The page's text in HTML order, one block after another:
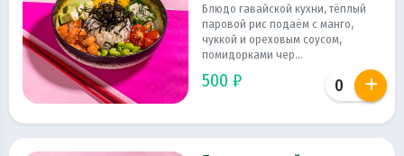
Блюдо гавайской кухни, тёплый
паровой рис подаём с манго,
чуккой и ореховым соусом,
помидорками чер...
500 ₽